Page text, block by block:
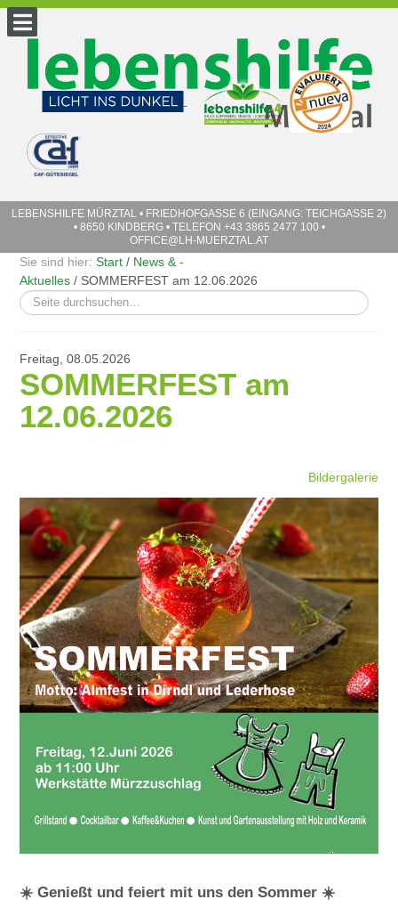
LEBENSHILFE MÜRZTAL • FRIEDHOFGASSE 6 (EINGANG: TEICHGASSE 2)
• 8650 KINDBERG • TELEFON +43 3865 2477 100 •
OFFICE@LH-MUERZTAL.AT
Sie sind hier: Start / News & ­
Aktuelles / SOMMERFEST am 12.06.2026
Suchen
...
Freitag, 08.05.2026
SOMMERFEST am
12.06.2026
Bildergalerie
☀️ Genießt und feiert mit uns den Sommer ☀️